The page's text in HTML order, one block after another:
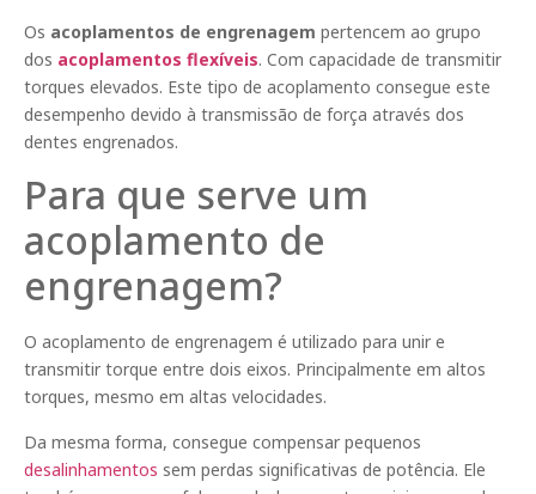
Os acoplamentos de engrenagem pertencem ao grupo
dos acoplamentos flexíveis. Com capacidade de transmitir
torques elevados. Este tipo de acoplamento consegue este
desempenho devido à transmissão de força através dos
dentes engrenados.
Para que serve um
acoplamento de
engrenagem?
O acoplamento de engrenagem é utilizado para unir e
transmitir torque entre dois eixos. Principalmente em altos
torques, mesmo em altas velocidades.
Da mesma forma, consegue compensar pequenos
desalinhamentos sem perdas significativas de potência. Ele